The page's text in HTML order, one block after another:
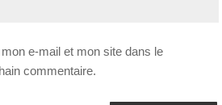
e-mail et mon site dans le
commentaire.